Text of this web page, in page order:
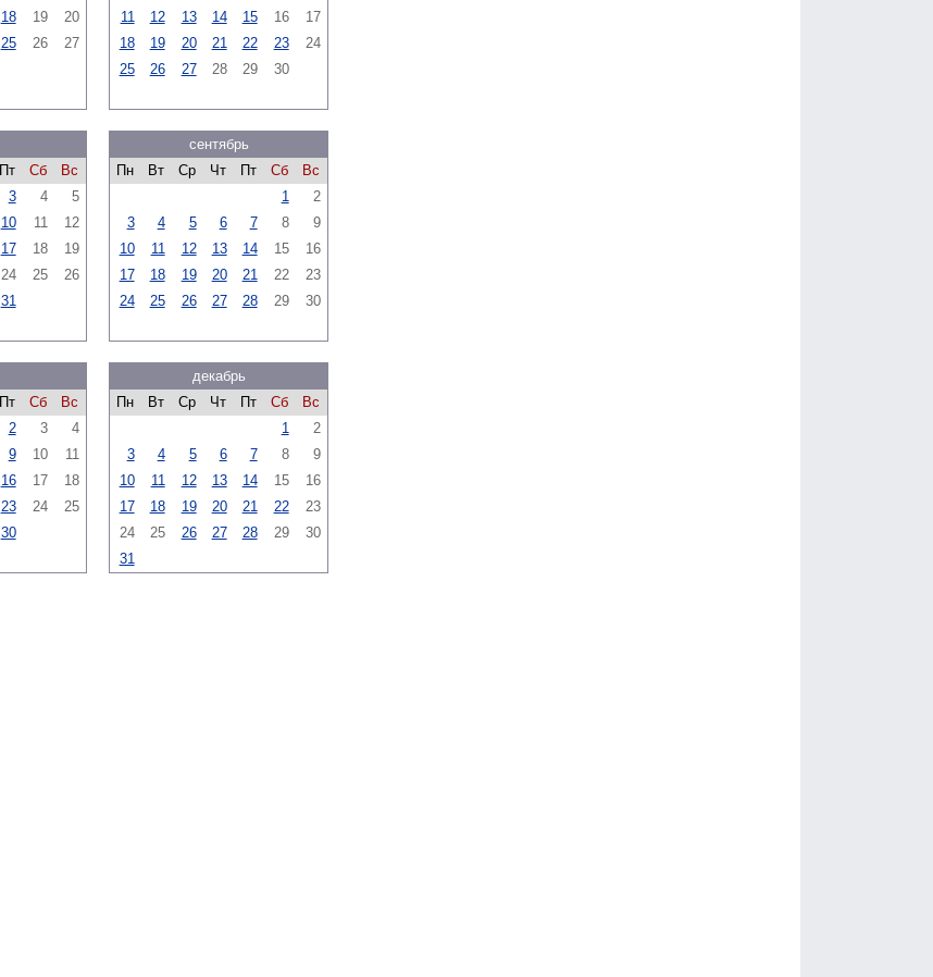
18 19
20
25 26
27
11
12 13 14 15 16
17
18
19 20 21 22 23
24
25
26 27 28 29 30
Пт Сб
Вс
3 4
5
10 11
12
17 18
19
24 25
26
31
сентябрь
Пн
Вт Ср Чт Пт Сб
Вс
1
2
3
4 5 6 7 8
9
10
11 12 13 14 15
16
17
18 19 20 21 22
23
24
25 26 27 28 29 30
Пт Сб
Вс
2 3
4
9 10
11
16 17
18
23 24
25
30
декабрь
Пн
Вт Ср Чт Пт Сб
Вс
1
2
3
4 5 6 7 8
9
10
11 12 13 14 15
16
17
18 19 20 21 22
23
24
25 26 27 28 29
30
31